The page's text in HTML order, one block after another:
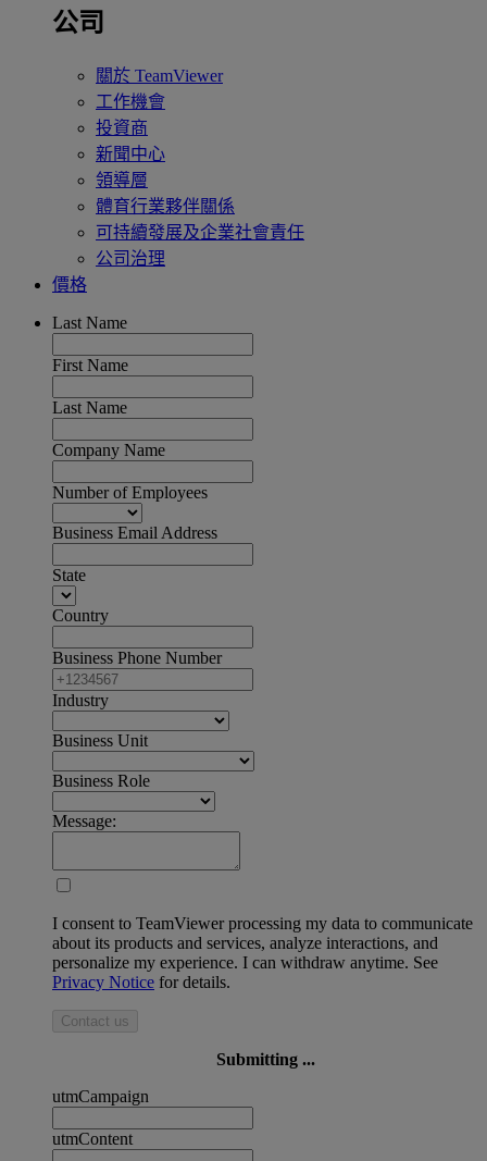
公司
關於 TeamViewer
工作機會
投資商
新聞中心
領導層
體育行業夥伴關係
可持續發展及企業社會責任
公司治理
價格
Last Name
First Name
Last Name
Company Name
Number of Employees
Business Email Address
State
Country
Business Phone Number
Industry
Business Unit
Business Role
Message:
I consent to TeamViewer processing my data to communicate
about its products and services, analyze interactions, and
personalize my experience. I can withdraw anytime. See
Privacy Notice for details.
Contact us
Submitting ...
utmCampaign
utmContent